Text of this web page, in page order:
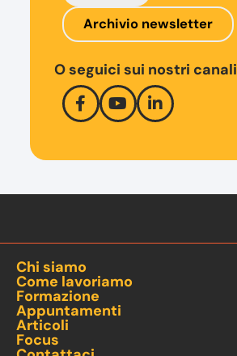
Archivio newsletter
O seguici sui nostri canali
Chi siamo
Come lavoriamo
Formazione
Appuntamenti
Articoli
Focus